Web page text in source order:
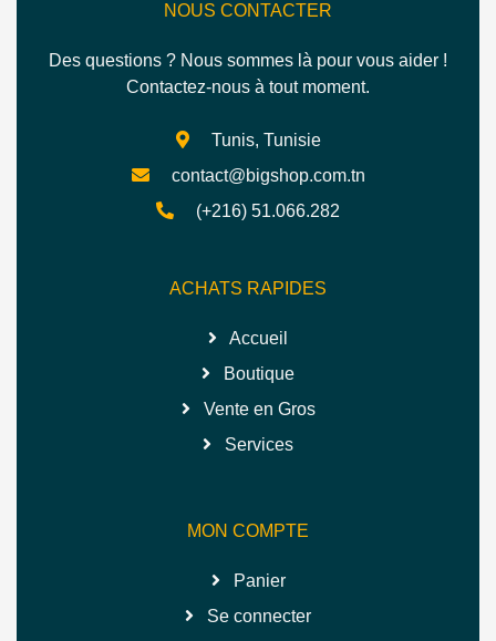
NOUS CONTACTER
Des questions ? Nous sommes là pour vous aider !
Contactez-nous à tout moment.
Tunis, Tunisie
contact@bigshop.com.tn
(+216) 51.066.282
ACHATS RAPIDES
Accueil
Boutique
Vente en Gros
Services
MON COMPTE
Panier
Se connecter